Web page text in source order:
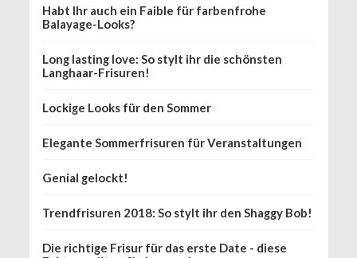
Habt Ihr auch ein Faible für farbenfrohe
Balayage-Looks?
Long lasting love: So stylt ihr die schönsten
Langhaar-Frisuren!
Lockige Looks für den Sommer
Elegante Sommerfrisuren für Veranstaltungen
Genial gelockt!
Trendfrisuren 2018: So stylt ihr den Shaggy Bob!
Die richtige Frisur für das erste Date - diese